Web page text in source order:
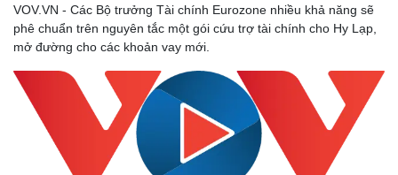
VOV.VN - Các Bộ trưởng Tài chính Eurozone nhiều khả năng sẽ
phê chuẩn trên nguyên tắc một gói cứu trợ tài chính cho Hy Lạp,
mở đường cho các khoản vay mới.